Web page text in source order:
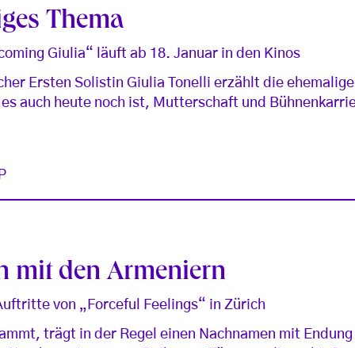
Thema
Giulia“ läuft ab 18. Januar in den Kinos
Ersten Solistin Giulia Tonelli erzählt die
auch heute noch ist, Mutterschaft und
mit den Armeniern
von „Forceful Feelings“ in Zürich
trägt in der Regel einen Nachnamen mit Endung